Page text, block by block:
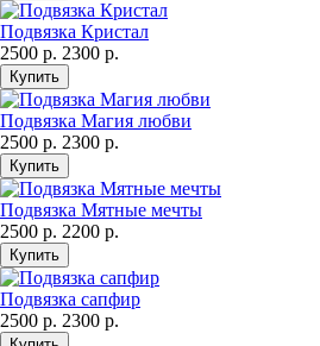
Подвязка Кристал
2500 р. 2300 р.
Подвязка Магия любви
2500 р. 2300 р.
Подвязка Мятные мечты
2500 р. 2200 р.
Подвязка сапфир
2500 р. 2300 р.